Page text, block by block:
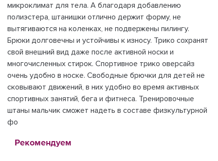
микроклимат для тела. А благодаря добавлению
полиэстера, штанишки отлично держит форму, не
вытягиваются на коленках, не подвержены пилингу.
Брюки долговечны и устойчивы к износу. Трико сохранят
свой внешний вид даже после активной носки и
многочисленных стирок. Спортивное трико оверсайз
очень удобно в носке. Свободные брючки для детей не
сковывают движений, в них удобно во время активных
спортивных занятий, бега и фитнеса. Тренировочные
штаны мальчик сможет надеть в составе физкультурной
фо
Рекомендуем